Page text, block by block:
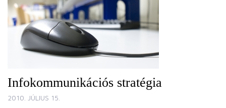
Infokommunikációs stratégia
2010. JÚLIUS 15.